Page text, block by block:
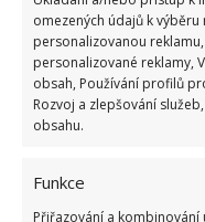
omezených údajů k
personalizovanou
personalizované reklamy,
obsah, Používání profilů
Rozvoj a zlepšování
obsahu.
Funkce
Přiřazování a
Kvíz o
nápověda
pozná jen
Starší